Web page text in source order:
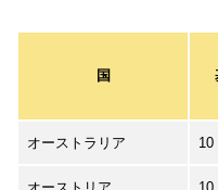
国
オーストラリア 10
オーストリア 10